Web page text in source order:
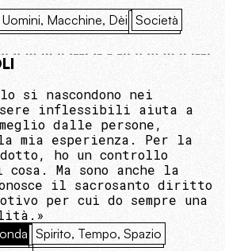
Uomini, Macchine, Dèi Società
si nascondono nei
inflessibili aiuta a
dalle persone,
la mia esperienza. Per la
ho un controllo
cosa. Ma sono anche la
il sacrosanto diritto
per cui do sempre una
Spirito, Tempo, Spazio